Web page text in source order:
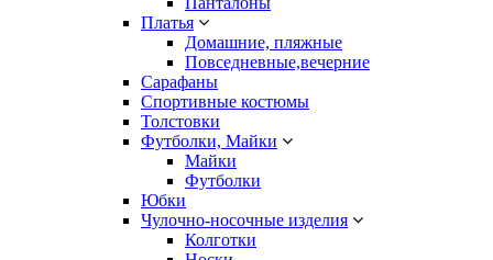
Платья
Домашние, пляжные
Повседневные,вечерние
Сарафаны
Спортивные костюмы
Толстовки
Футболки, Майки
Майки
Футболки
Юбки
Чулочно-носочные изделия
Колготки